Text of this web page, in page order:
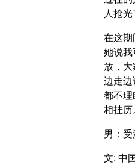
人抢
在这期
她说我
放，
边走边
都不理
相挂历
男：
文: 中